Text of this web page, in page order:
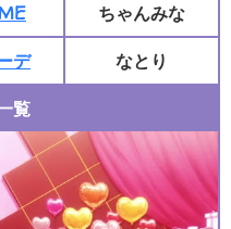
ちゃんみな
デ
なとり
覧